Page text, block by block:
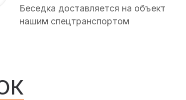
Беседка доставляется на объект
нашим спецтранспортом